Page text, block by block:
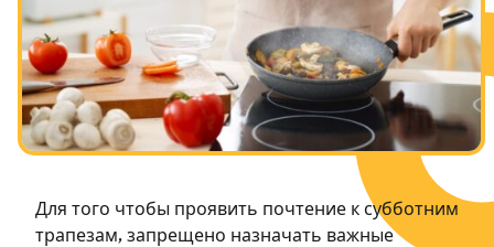
Посты в память о разрушенном Храме
Ханука
Пурим
Для того чтобы проявить почтение к субботним
трапезам, запрещено назначать важные